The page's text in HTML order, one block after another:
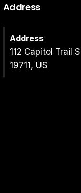
Address
Address
112 Capitol Trail
19711, US